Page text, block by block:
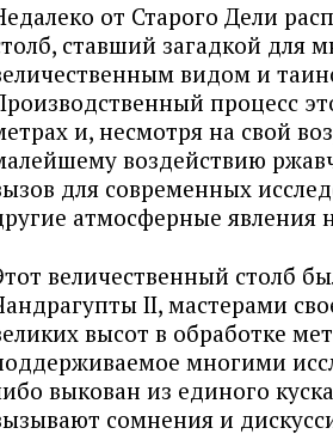
от Старого Дели
ставший загадкой для
видом и
процесс
и, несмотря на свой
воздействию
для современных
атмосферные явления
величественный столб
II, мастерами
высот в обработке
многими
выкован из единого
сомнения и